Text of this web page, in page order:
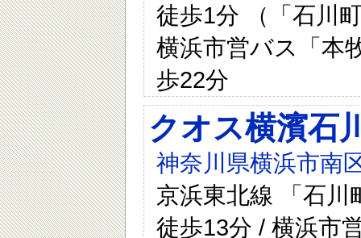
徒歩1分 （「石川
横浜市営バス「本
歩22分
クオス横濱石
神奈川県横浜市南
京浜東北線 「石川
徒歩13分 / 横浜市